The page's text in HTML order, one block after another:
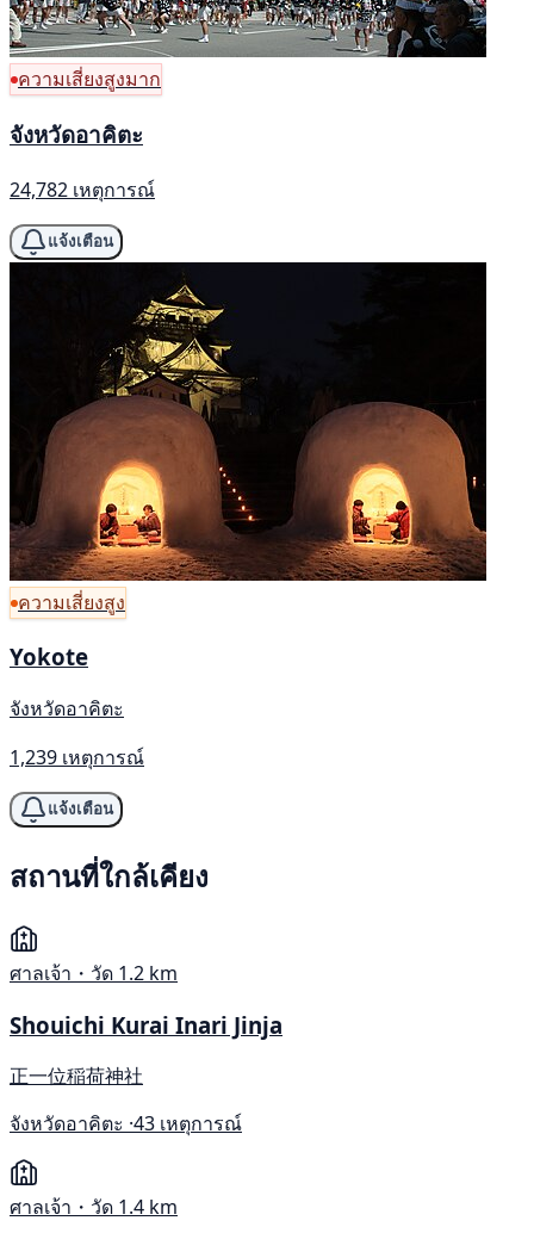
ความเสี่ยงสูงมาก
จังหวัดอาคิตะ
24,782 เหตุการณ์
แจ้งเตือน
ความเสี่ยงสูง
Yokote
จังหวัดอาคิตะ
1,239 เหตุการณ์
แจ้งเตือน
สถานที่ใกล้เคียง
ศาลเจ้า・วัด 1.2 km
Shouichi Kurai Inari Jinja
正一位稲荷神社
จังหวัดอาคิตะ ·43 เหตุการณ์
ศาลเจ้า・วัด 1.4 km